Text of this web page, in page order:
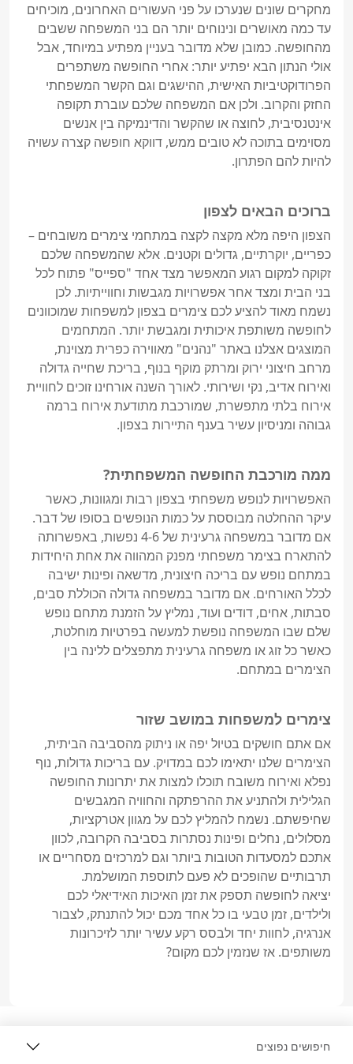
מחקרים שונים שנערכו על פני העשורים האחרונים, מוכיחים
עד כמה מאושרים ונינוחים יותר הם בני המשפחה ששבים
מהחופשה. כמובן שלא מדובר בעניין מפתיע במיוחד, אבל
אולי הנתון הבא יפתיע יותר: אחרי החופשה משתפרים
הפרודוקטיביות האישית, ההישגים וגם הקשר המשפחתי
החזק והקרוב. ולכן אם המשפחה שלכם עוברת תקופה
אינטנסיבית, לחוצה או שהקשר והדינמיקה בין אנשים
מסוימים בתוכה לא טובים ממש, דווקא חופשה קצרה עשויה
להיות להם הפתרון.
ברוכים הבאים לצפון
הצפון היפה מלא מקצה לקצה במתחמי צימרים משובחים –
כפריים, יוקרתיים, גדולים וקטנים. אלא שהמשפחה שלכם
זקוקה למקום רגוע המאפשר מצד אחד "ספייס" פתוח לכל
בני הבית ומצד אחר אפשרויות מגבשות וחווייתיות. לכן
נשמח מאוד להציע לכם צימרים בצפון למשפחות שמוכוונים
לחופשה משותפת איכותית ומגבשת יותר. המתחמים
המוצגים אצלנו באתר "נהנים" מאווירה כפרית מצוינת,
מרחב חיצוני ירוק ומרתק מוקף בנוף, בריכת שחייה גדולה
ואירוח אדיב, נקי ושירותי. לאורך השנה אורחינו זוכים לחוויית
אירוח בלתי מתפשרת, שמורכבת מתודעת אירוח ברמה
גבוהה ומניסיון עשיר בענף התיירות בצפון.
ממה מורכבת החופשה המשפחתית?
האפשרויות לנופש משפחתי בצפון רבות ומגוונות, כאשר
עיקר ההחלטה מבוססת על כמות הנופשים בסופו של דבר.
אם מדובר במשפחה גרעינית של 4-6 נפשות, באפשרותה
להתארח בצימר משפחתי מפנק המהווה את אחת היחידות
במתחם נופש עם בריכה חיצונית, מדשאה ופינות ישיבה
לכלל האורחים. אם מדובר במשפחה גדולה הכוללת סבים,
סבתות, אחים, דודים ועוד, נמליץ על הזמנת מתחם נופש
שלם שבו המשפחה נופשת למעשה בפרטיות מוחלטת,
כאשר כל זוג או משפחה גרעינית מתפצלים ללינה בין
הצימרים במתחם.
צימרים למשפחות במושב שזור
אם אתם חושקים בטיול יפה או ניתוק מהסביבה הביתית,
הצימרים שלנו יתאימו לכם במדויק. עם בריכות גדולות, נוף
נפלא ואירוח משובח תוכלו למצות את יתרונות החופשה
הגלילית ולהתניע את ההרפתקה והחוויה המגבשים
שחיפשתם. נשמח להמליץ לכם על מגוון אטרקציות,
מסלולים, נחלים ופינות נסתרות בסביבה הקרובה, לכוון
אתכם למסעדות הטובות ביותר וגם למרכזים מסחריים או
יציאה לחופשה תספק את זמן האיכות האידיאלי לכם
ולילדים, זמן טבעי בו כל אחד מכם יכול להתנתק, לצבור
אנרגיה, לחוות יחד ולבסס רקע עשיר יותר לזיכרונות
משותפים. אז שנזמין לכם מקום?
חיפושים נפוצים